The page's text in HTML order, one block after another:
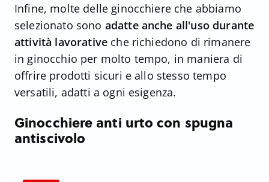
Infine, molte delle ginocchiere che abbiamo
selezionato sono adatte anche all'uso durante
attività lavorative che richiedono di rimanere
in ginocchio per molto tempo, in maniera di
offrire prodotti sicuri e allo stesso tempo
versatili, adatti a ogni esigenza.
Ginocchiere anti urto con spugna
antiscivolo